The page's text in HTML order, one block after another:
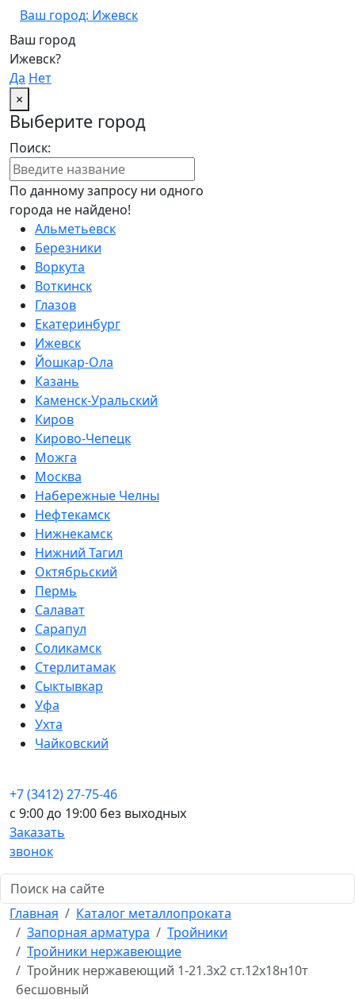
Ваш город: Ижевск
Ваш город
Ижевск?
Да Нет
×
Выберите город
Поиск:
По данному запросу ни одного
города не найдено!
Альметьевск
Березники
Воркута
Воткинск
Глазов
Екатеринбург
Ижевск
Йошкар-Ола
Казань
Каменск-Уральский
Киров
Кирово-Чепецк
Можга
Москва
Набережные Челны
Нефтекамск
Нижнекамск
Нижний Тагил
Октябрьский
Пермь
Салават
Сарапул
Соликамск
Стерлитамак
Сыктывкар
Уфа
Ухта
Чайковский
+7 (3412) 27-75-46
c 9:00 до 19:00 без выходных
Заказать
звонок
Главная
Каталог металлопроката
Запорная арматура
Тройники
Тройники нержавеющие
Тройник нержавеющий 1-21.3x2 ст.12х18н10т
бесшовный